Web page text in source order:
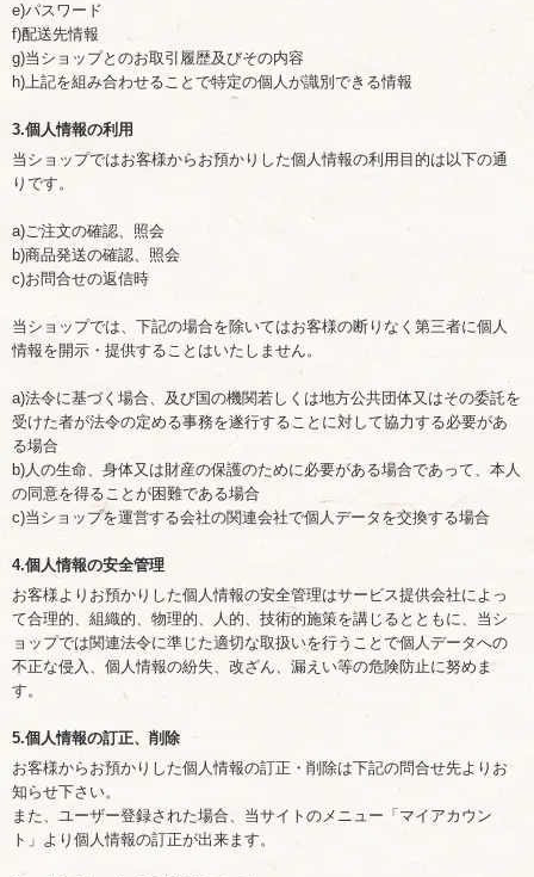
e)パスワード
f)配送先情報
g)当ショップとのお取引履歴及びその内容
h)上記を組み合わせることで特定の個人が識別できる情報
3.個人情報の利用
当ショップではお客様からお預かりした個人情報の利用目的は以下の通
りです。
a)ご注文の確認、照会
b)商品発送の確認、照会
c)お問合せの返信時
当ショップでは、下記の場合を除いてはお客様の断りなく第三者に個人
情報を開示・提供することはいたしません。
a)法令に基づく場合、及び国の機関若しくは地方公共団体又はその委託を
受けた者が法令の定める事務を遂行することに対して協力する必要があ
る場合
b)人の生命、身体又は財産の保護のために必要がある場合であって、本人
の同意を得ることが困難である場合
c)当ショップを運営する会社の関連会社で個人データを交換する場合
4.個人情報の安全管理
お客様よりお預かりした個人情報の安全管理はサービス提供会社によっ
て合理的、組織的、物理的、人的、技術的施策を講じるとともに、当シ
ョップでは関連法令に準じた適切な取扱いを行うことで個人データへの
不正な侵入、個人情報の紛失、改ざん、漏えい等の危険防止に努めま
す。
5.個人情報の訂正、削除
お客様からお預かりした個人情報の訂正・削除は下記の問合せ先よりお
知らせ下さい。
また、ユーザー登録された場合、当サイトのメニュー「マイアカウン
ト」より個人情報の訂正が出来ます。